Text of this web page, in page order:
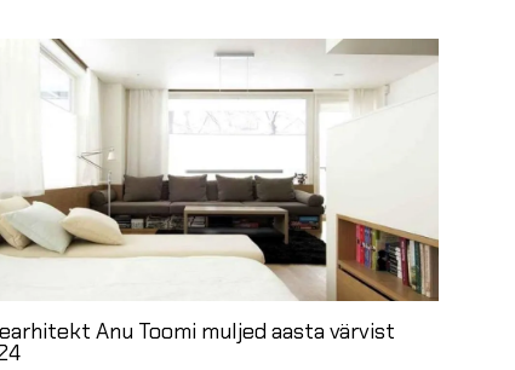
Anu Toomi muljed aasta värvist